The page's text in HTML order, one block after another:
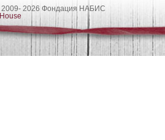
2009- 2026 Фондация НАБИС